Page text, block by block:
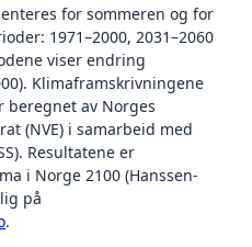
for sommeren og for
1971–2000, 2031–2060
viser endring
Klimaframskrivningene
beregnet av Norges
(NVE) i samarbeid med
Resultatene er
i Norge 2100 (Hanssen-
på
.